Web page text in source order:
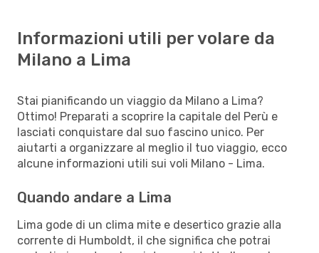
Informazioni utili per volare da
Milano a Lima
Stai pianificando un viaggio da Milano a Lima?
Ottimo! Preparati a scoprire la capitale del Perù e
lasciati conquistare dal suo fascino unico. Per
aiutarti a organizzare al meglio il tuo viaggio, ecco
alcune informazioni utili sui voli Milano - Lima.
Quando andare a Lima
Lima gode di un clima mite e desertico grazie alla
corrente di Humboldt, il che significa che potrai